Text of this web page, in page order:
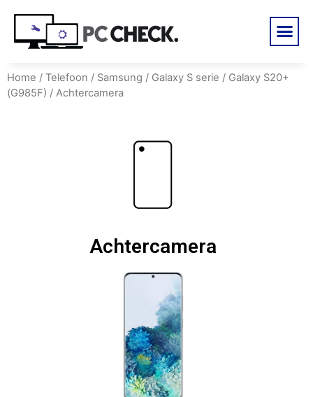
Home / Telefoon / Samsung / Galaxy S serie / Galaxy S20+
(G985F) / Achtercamera
Achtercamera